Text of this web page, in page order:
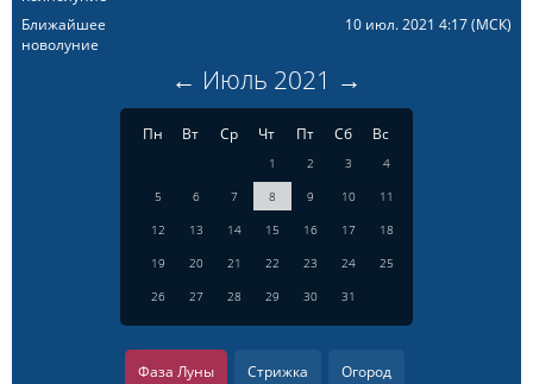
Ближайшее
новолуние
10 июл. 2021 4:17(МСК)
← Июль 2021 →
Пн Вт Ср Чт Пт Сб Вс
1 2 3
4
5
6 7 8 9 10
11
12
13 14 15 16 17
18
19
20 21 22 23 24
25
26
27 28 29 30 31
Фаза Луны Стрижка Огород